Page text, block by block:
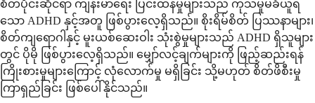
စိတ်ပိုင်းဆိုင်ရာ ကျန်းမာရေး ပြင်းထန်မှုများသည် ကုသမှုမခံယူရ
သော ADHD နှင့်အတူ ဖြစ်ပွားလေ့ရှိသည်။ စိုးရိမ်စိတ် ပြဿနာများ၊
စိတ်ကျရောဂါနှင့် မူးယစ်ဆေးဝါး သုံးစွဲမှုများသည် ADHD ရှိသူများ
တွင် ပိုမို ဖြစ်ပွားလေ့ရှိသည်။ မျှော်လင့်ချက်များကို ဖြည့်ဆည်းရန်
ကြိုးစားမှုများကြောင့် လုံလောက်မှု မရှိခြင်း သို့မဟုတ် စိတ်ဖိစီးမှု
ကြာရှည်ခြင်း ဖြစ်ပေါ်နိုင်သည်။